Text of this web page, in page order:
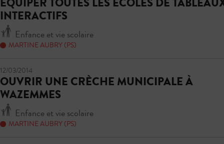
INTERACTIFS
Enfance et vie scolaire
MARTINE AUBRY (PS)
12/03/2014
OUVRIR UNE CRÈCHE MUNICIPALE À
WAZEMMES
Enfance et vie scolaire
MARTINE AUBRY (PS)